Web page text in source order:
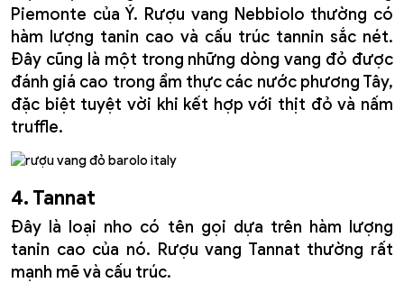
Piemonte của Ý. Rượu vang Nebbiolo thường có
hàm lượng tanin cao và cấu trúc tannin sắc nét.
Đây cũng là một trong những dòng vang đỏ được
đánh giá cao trong ẩm thực các nước phương Tây,
đặc biệt tuyệt vời khi kết hợp với thịt đỏ và nấm
truffle.
4. Tannat
Đây là loại nho có tên gọi dựa trên hàm lượng
tanin cao của nó. Rượu vang Tannat thường rất
mạnh mẽ và cấu trúc.